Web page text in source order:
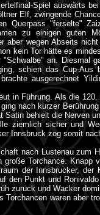
Spiel auswärts
Elf, zwingende
Querpass "ferselte"
zu einigen guten
aber wegen Abseits
kein Tor hätte es
an. Diesmal
schien das Cup-
ausgerechnet
in Führung. Als die
nach kurzer
behielt die Nerven
ziemlich sicher und
Innsbruck zog somit
nach Lustenau zum
Torchance.
der Innsbrucker,
den Punkt und
zurück und Wacker
waren aber